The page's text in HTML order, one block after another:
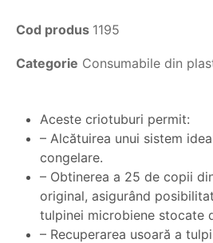
Cod produs 1195
Categorie Consumabile din
Aceste criotuburi permit:
– Alcătuirea unui sistem
congelare.
– Obtinerea a 25 de copii
original, asigurând
tulpinei microbiene stocate
– Recuperarea usoară a